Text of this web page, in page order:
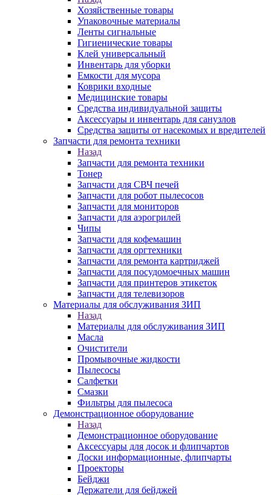
Хозяйственные товары
Упаковочные материалы
Ленты сигнальные
Гигиенические товары
Клей универсальный
Инвентарь для уборки
Емкости для мусора
Коврики входные
Медицинские товары
Средства индивидуальной защиты
Аксессуары и инвентарь для санузлов
Средства защиты от насекомых и вредителей
Запчасти для ремонта техники
Назад
Запчасти для ремонта техники
Тонер
Запчасти для СВЧ печей
Запчасти для робот пылесосов
Запчасти для мониторов
Запчасти для аэрогрилей
Чипы
Запчасти для кофемашин
Запчасти для оргтехники
Запчасти для ремонта картриджей
Запчасти для посудомоечных машин
Запчасти для принтеров этикеток
Запчасти для телевизоров
Материалы для обслуживания ЗИП
Назад
Материалы для обслуживания ЗИП
Масла
Очистители
Промывочные жидкости
Пылесосы
Салфетки
Смазки
Фильтры для пылесоса
Демонстрационное оборудование
Назад
Демонстрационное оборудование
Аксессуары для досок и флипчартов
Доски информационные, флипчарты
Проекторы
Бейджи
Держатели для бейджей